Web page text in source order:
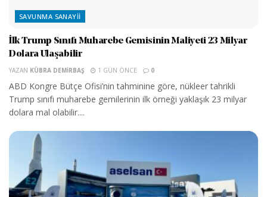
SAVUNMA SANAYII
İlk Trump Sınıfı Muharebe Gemisinin Maliyeti 23 Milyar
Dolara Ulaşabilir
YAZAN KÜBRA DEMIRBAŞ 1 GÜN ÖNCE 0
ABD Kongre Bütçe Ofisi’nin tahminine göre, nükleer tahrikli
Trump sınıfı muharebe gemilerinin ilk örneği yaklaşık 23 milyar
dolara mal olabilir....